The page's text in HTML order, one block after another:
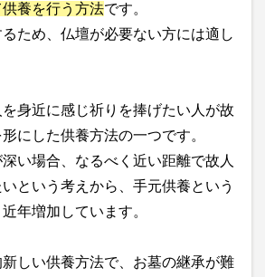
養を行う方法です。
ため、仏壇が必要ない方には適し
身近に感じ祈りを捧げたい人が故
にした供養方法の一つです。
い場合、なるべく近い距離で故人
という考えから、手元供養という
年増加しています。
しい供養方法で、お墓の継承が難